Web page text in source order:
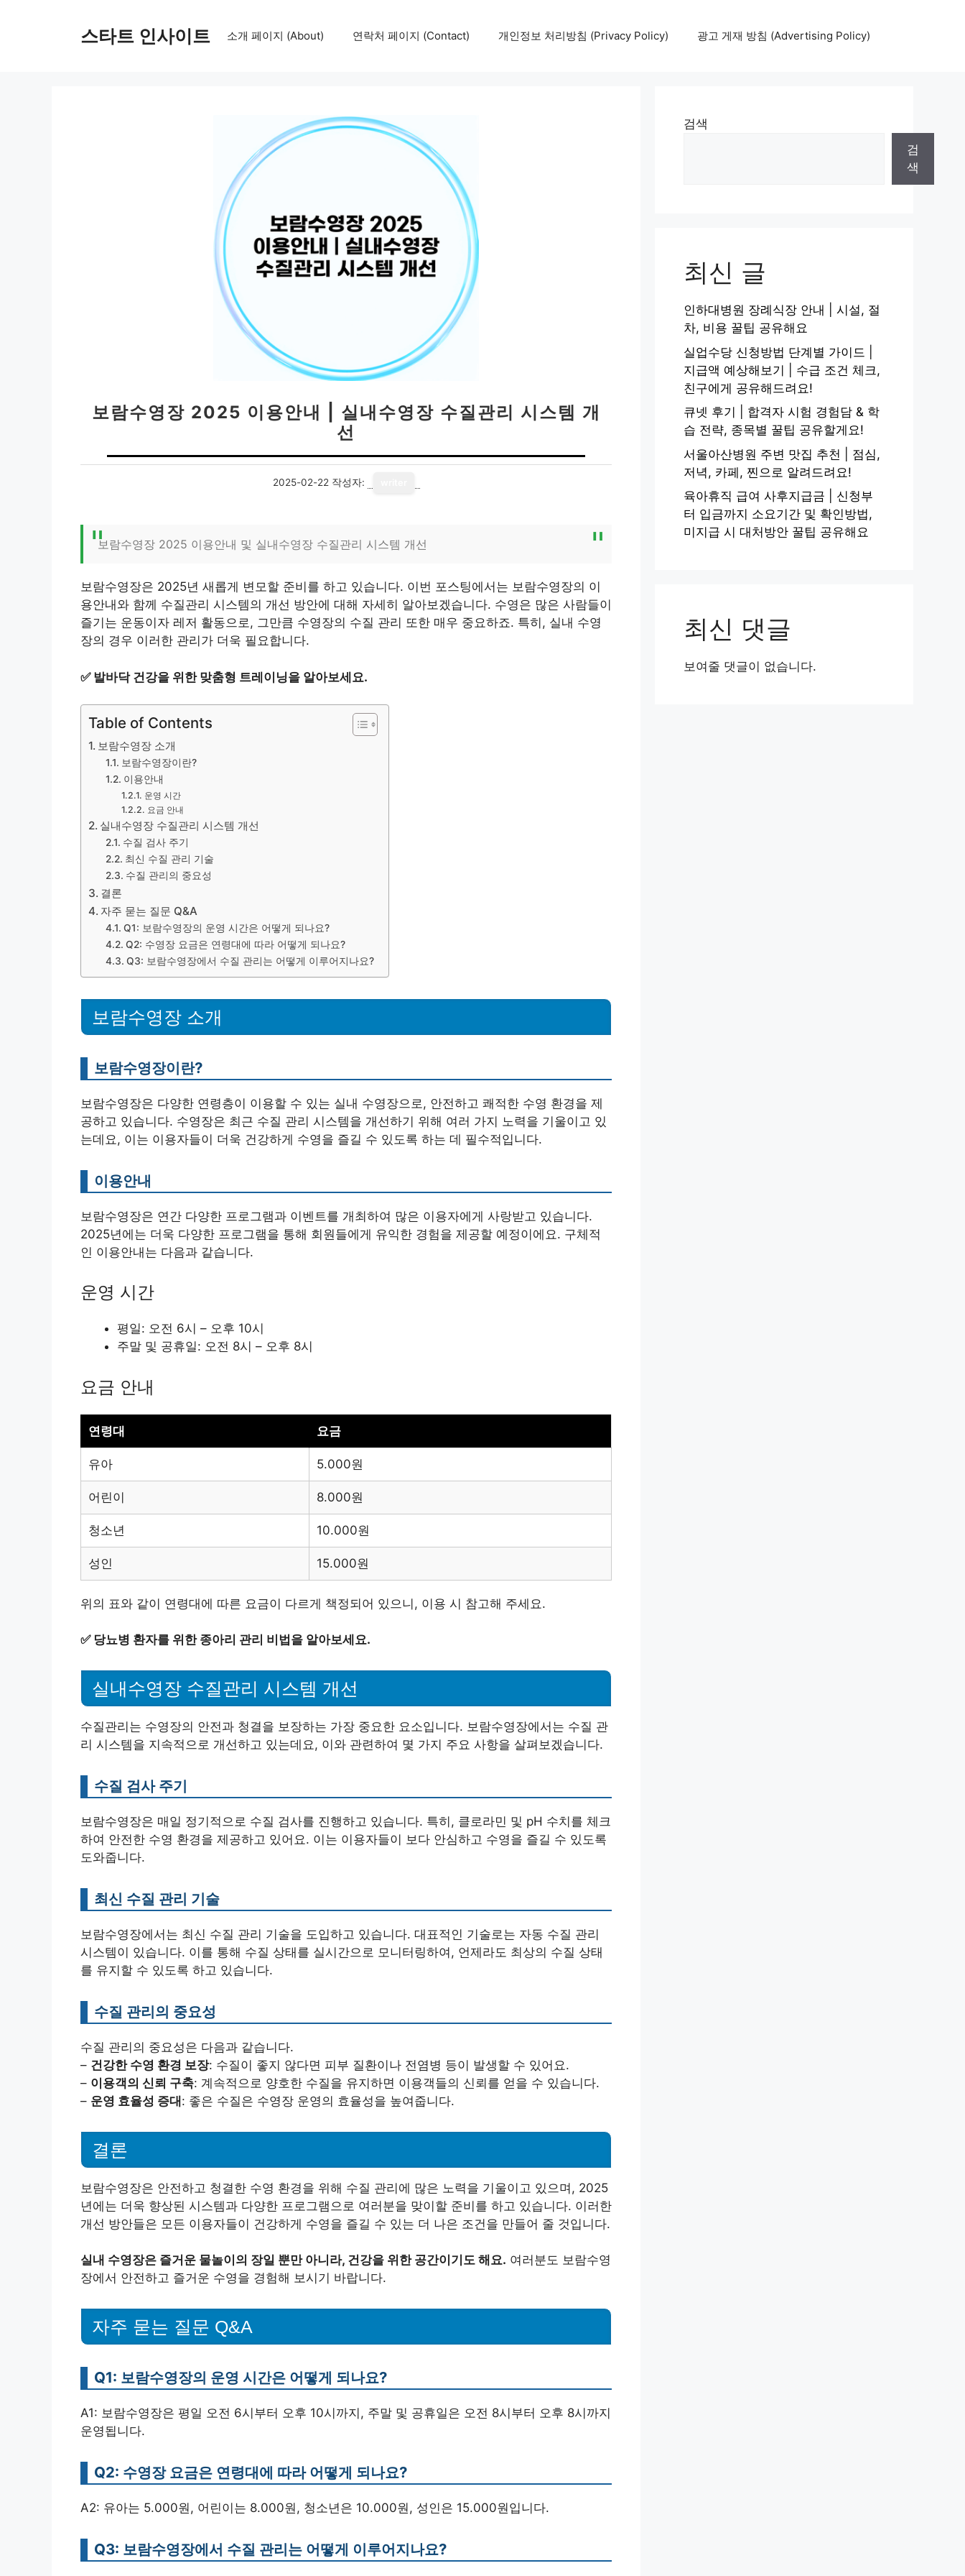
스타트 인사이트 소개 페이지 (About) 연락처 페이지 (Contact) 개인정보 처리방침 (Privacy Policy) 광고 게재 방침 (Advertising Policy)
보람수영장 2025 이용안내 | 실내수영장 수질관리 시스템 개
선
2025-02-22 작성자:
보람수영장 2025 이용안내 및 실내수영장 수질관리 시스템 개선
보람수영장은 2025년 새롭게 변모할 준비를 하고 있습니다. 이번 포스팅에서는 보람수영장의 이
용안내와 함께 수질관리 시스템의 개선 방안에 대해 자세히 알아보겠습니다. 수영은 많은 사람들이
즐기는 운동이자 레저 활동으로, 그만큼 수영장의 수질 관리 또한 매우 중요하죠. 특히, 실내 수영
장의 경우 이러한 관리가 더욱 필요합니다.
✅ 발바닥 건강을 위한 맞춤형 트레이닝을 알아보세요.
Table of Contents
보람수영장 소개
보람수영장이란?
이용안내
운영 시간
요금 안내
실내수영장 수질관리 시스템 개선
수질 검사 주기
최신 수질 관리 기술
수질 관리의 중요성
결론
자주 묻는 질문 Q&A
Q1: 보람수영장의 운영 시간은 어떻게 되나요?
Q2: 수영장 요금은 연령대에 따라 어떻게 되나요?
Q3: 보람수영장에서 수질 관리는 어떻게 이루어지나요?
보람수영장 소개
보람수영장이란?
보람수영장은 다양한 연령층이 이용할 수 있는 실내 수영장으로, 안전하고 쾌적한 수영 환경을 제
공하고 있습니다. 수영장은 최근 수질 관리 시스템을 개선하기 위해 여러 가지 노력을 기울이고 있
는데요, 이는 이용자들이 더욱 건강하게 수영을 즐길 수 있도록 하는 데 필수적입니다.
이용안내
보람수영장은 연간 다양한 프로그램과 이벤트를 개최하여 많은 이용자에게 사랑받고 있습니다.
2025년에는 더욱 다양한 프로그램을 통해 회원들에게 유익한 경험을 제공할 예정이에요. 구체적
인 이용안내는 다음과 같습니다.
운영 시간
평일: 오전 6시 – 오후 10시
주말 및 공휴일: 오전 8시 – 오후 8시
요금 안내
연령대 요금
유아 5.000원
어린이 8.000원
청소년 10.000원
성인 15.000원
위의 표와 같이 연령대에 따른 요금이 다르게 책정되어 있으니, 이용 시 참고해 주세요.
✅ 당뇨병 환자를 위한 종아리 관리 비법을 알아보세요.
실내수영장 수질관리 시스템 개선
수질관리는 수영장의 안전과 청결을 보장하는 가장 중요한 요소입니다. 보람수영장에서는 수질 관
리 시스템을 지속적으로 개선하고 있는데요, 이와 관련하여 몇 가지 주요 사항을 살펴보겠습니다.
수질 검사 주기
보람수영장은 매일 정기적으로 수질 검사를 진행하고 있습니다. 특히, 클로라민 및 pH 수치를 체크
하여 안전한 수영 환경을 제공하고 있어요. 이는 이용자들이 보다 안심하고 수영을 즐길 수 있도록
도와줍니다.
최신 수질 관리 기술
보람수영장에서는 최신 수질 관리 기술을 도입하고 있습니다. 대표적인 기술로는 자동 수질 관리
시스템이 있습니다. 이를 통해 수질 상태를 실시간으로 모니터링하여, 언제라도 최상의 수질 상태
를 유지할 수 있도록 하고 있습니다.
수질 관리의 중요성
수질 관리의 중요성은 다음과 같습니다.
– 건강한 수영 환경 보장: 수질이 좋지 않다면 피부 질환이나 전염병 등이 발생할 수 있어요.
– 이용객의 신뢰 구축: 계속적으로 양호한 수질을 유지하면 이용객들의 신뢰를 얻을 수 있습니다.
– 운영 효율성 증대 : 좋은 수질은 수영장 운영의 효율성을 높여줍니다.
결론
보람수영장은 안전하고 청결한 수영 환경을 위해 수질 관리에 많은 노력을 기울이고 있으며, 2025
년에는 더욱 향상된 시스템과 다양한 프로그램으로 여러분을 맞이할 준비를 하고 있습니다. 이러한
개선 방안들은 모든 이용자들이 건강하게 수영을 즐길 수 있는 더 나은 조건을 만들어 줄 것입니다.
실내 수영장은 즐거운 물놀이의 장일 뿐만 아니라, 건강을 위한 공간이기도 해요. 여러분도 보람수영
장에서 안전하고 즐거운 수영을 경험해 보시기 바랍니다.
자주 묻는 질문 Q&A
Q1: 보람수영장의 운영 시간은 어떻게 되나요?
A1: 보람수영장은 평일 오전 6시부터 오후 10시까지, 주말 및 공휴일은 오전 8시부터 오후 8시까지
운영됩니다.
Q2: 수영장 요금은 연령대에 따라 어떻게 되나요?
A2: 유아는 5.000원, 어린이는 8.000원, 청소년은 10.000원, 성인은 15.000원입니다.
Q3: 보람수영장에서 수질 관리는 어떻게 이루어지나요?
검색
검
색
최신 글
인하대병원 장례식장 안내 | 시설, 절
차, 비용 꿀팁 공유해요
실업수당 신청방법 단계별 가이드 |
지급액 예상해보기 | 수급 조건 체크,
친구에게 공유해드려요!
큐넷 후기 | 합격자 시험 경험담 & 학
습 전략, 종목별 꿀팁 공유할게요!
서울아산병원 주변 맛집 추천 | 점심,
저녁, 카페, 찐으로 알려드려요!
육아휴직 급여 사후지급금 | 신청부
터 입금까지 소요기간 및 확인방법,
미지급 시 대처방안 꿀팁 공유해요
최신 댓글
보여줄 댓글이 없습니다.